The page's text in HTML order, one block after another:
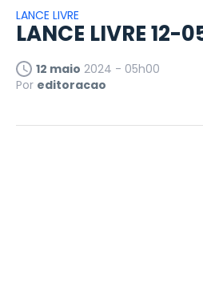
LANCE LIVRE
LANCE LIVRE 12-
12 maio 2024 - 05h00
Por editoracao